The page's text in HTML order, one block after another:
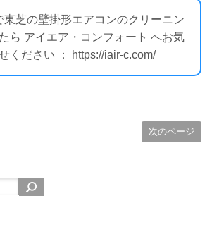
東芝の壁掛形エアコンのクリーニン
ら アイエア・コンフォート へお気
ください ： https://iair-c.com/
次のページ